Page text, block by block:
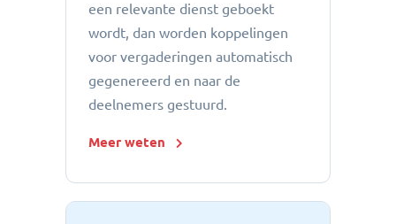
een relevante dienst geboekt
wordt, dan worden koppelingen
voor vergaderingen automatisch
gegenereerd en naar de
deelnemers gestuurd.
Meer weten